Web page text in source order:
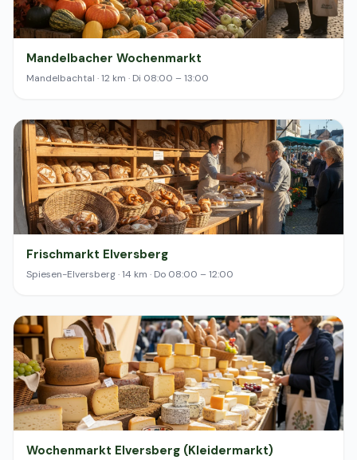
Mandelbacher Wochenmarkt
Mandelbachtal · 12 km · Di 08:00 – 13:00
Frischmarkt Elversberg
Spiesen-Elversberg · 14 km · Do 08:00 – 12:00
Wochenmarkt Elversberg (Kleidermarkt)